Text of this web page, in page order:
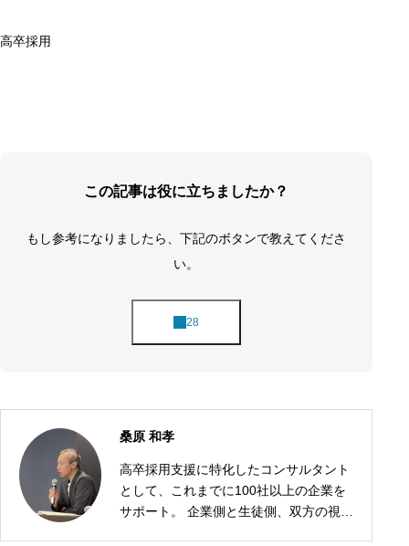
高卒採用
この記事は役に立ちましたか？
もし参考になりましたら、下記のボタンで教えてくださ
い。
桑原 和孝
高卒採用支援に特化したコンサルタント
として、これまでに100社以上の企業を
サポート。 企業側と生徒側、双方の視点